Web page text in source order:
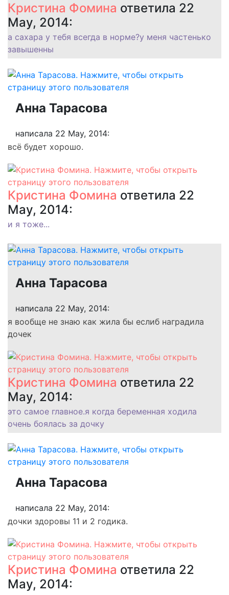
Кристина Фомина ответила 22
May, 2014:
а сахара у тебя всегда в норме?у меня частенько
завышенны
Анна Тарасова
написала 22 May, 2014:
всё будет хорошо.
Кристина Фомина ответила 22
May, 2014:
и я тоже...
Анна Тарасова
написала 22 May, 2014:
я вообще не знаю как жила бы еслиб наградила
дочек
Кристина Фомина ответила 22
May, 2014:
это самое главное.я когда беременная ходила
очень боялась за дочку
Анна Тарасова
написала 22 May, 2014:
дочки здоровы 11 и 2 годика.
Кристина Фомина ответила 22
May, 2014: